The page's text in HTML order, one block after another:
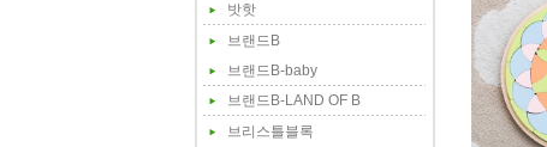
밧핫
브랜드B
브랜드B-baby
브랜드B-LAND OF B
브리스틀블록